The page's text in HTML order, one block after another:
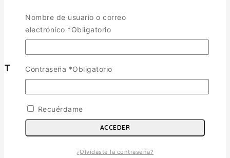
Cambios y Devoluciones
Política de Privacidad
Términos y Condiciones
Tienda
Aviones TOGGLE CHILD MENU
Escala 1/32
Nombre de usuario o correo
electrónico *Obligatorio
Contraseña *Obligatorio
Recuérdame
ACCEDER
¿Olvidaste la contraseña?